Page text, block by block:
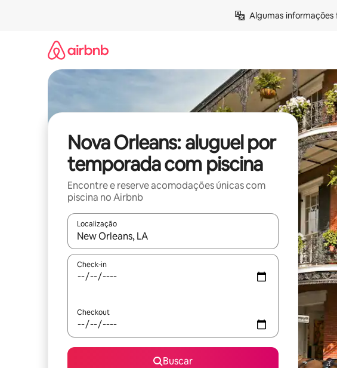
Algumas
Nova Orleans: aluguel por
temporada com piscina
Encontre e reserve acomodações únicas com
piscina no Airbnb
Localização
Quando os resultados estiverem disponíveis, explore-os usando
Check-in
Checkout
Buscar